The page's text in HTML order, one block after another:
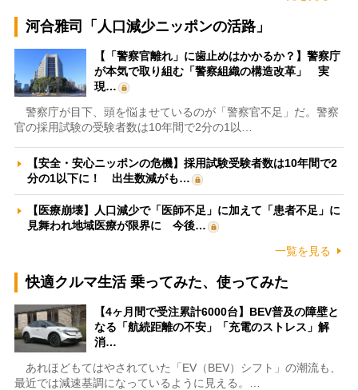
河合雅司「人口減少ニッポンの活路」
【「警察官離れ」に歯止めはかかるか？】警察庁
が本気で取り組む「警察組織の構造改革」 実
現…
警察庁が目下、頭を悩ませているのが「警察官不足」だ。警察
官の採用試験の受験者数は10年間で2分の1以…
【安全・安心ニッポンの危機】採用試験受験者数は10年間で2
分の1以下に！ 出生数減がも…
【医療崩壊】人口減少で「医師不足」に加えて「患者不足」に
見舞われ地域医療が限界に 今後…
一覧を見る
快適クルマ生活 乗ってみた、使ってみた
【4ヶ月間で受注累計6000台】BEV普及の障壁と
なる「航続距離の不安」「充電のストレス」解
消…
あれほどもてはやされていた「EV（BEV）シフト」の潮流も、
最近では減速基調になっているように見える。…